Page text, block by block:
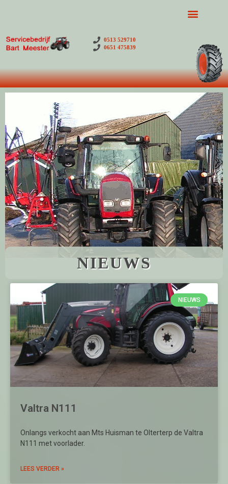
0513 529710
0651 475839
NIEUWS
NIEUWS
Valtra N111
Onlangs verkocht aan Mts Huisman te Olterterp de Valtra
N111 met voorlader.
LEES VERDER »